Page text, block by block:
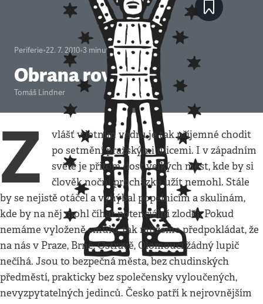
Periferie•22. 7. 2010•3 minuty
Obrana rovnosti
Tomáš Lindner
Z
vlášť v letním vedru je tak příjemné chodit
po setmění pražskými ulicemi. I v západním
světě je přitom dost velkých měst, kde by si
člověk noční procházku užít nemohl. Stále
by se nejistě otáčel a vyhýbal popelnicím a skulinám,
kde by na něj mohl číhat potenciální zloděj. Pokud
nemáme vyloženě smůlu, tak můžeme předpokládat, že
na nás v Praze, Brně, Ostravě, Olomouci žádný lupič
nečíhá. Jsou to bezpečná města, bez chudinských
předměstí, prakticky bez společensky vyloučených,
nevyzpytatelných jedinců. Česko patří k nejrovnějším